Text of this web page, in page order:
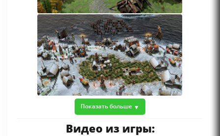
Показать больше
Видео из игры: